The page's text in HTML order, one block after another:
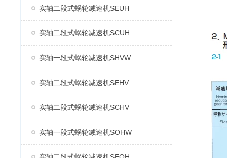
实轴二段式蜗轮减速机SEUH
实轴二段式蜗轮减速机SCUH
实轴一段式蜗轮减速机SHVW
实轴二段式蜗轮减速机SEHV
实轴二段式蜗轮减速机SCHV
实轴一段式蜗轮减速机SOHW